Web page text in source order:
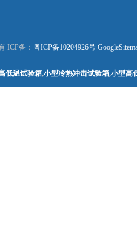
ICP备： 粤ICP备10204926号
低温试验箱,小型冷热冲击试验箱,小型高